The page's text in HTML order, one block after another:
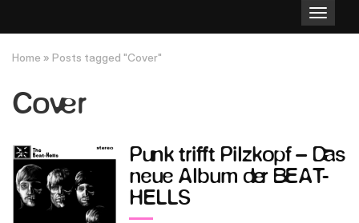
Toggle
navigation
Home » Posts tagged "Cover"
Cover
Punk trifft Pilzkopf – Das
neue Album der BEAT-
HELLS